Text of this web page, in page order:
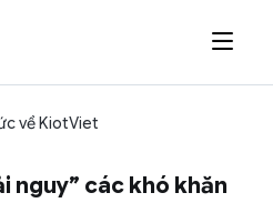

về KiotViet
nguy” các khó khăn